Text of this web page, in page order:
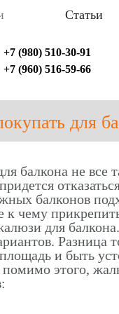
Статьи
+7 (980) 510-30-91
+7 (960) 516-59-66
для
балкона не все
балконов
к чему
для
Разница
и быть
этого,